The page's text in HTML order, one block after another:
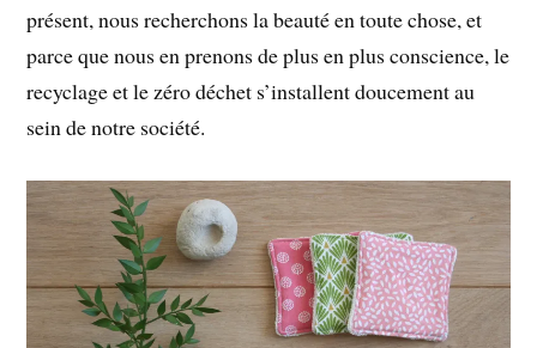
présent, nous recherchons la beauté en toute chose, et
parce que nous en prenons de plus en plus conscience, le
recyclage et le zéro déchet s’installent doucement au
sein de notre société.